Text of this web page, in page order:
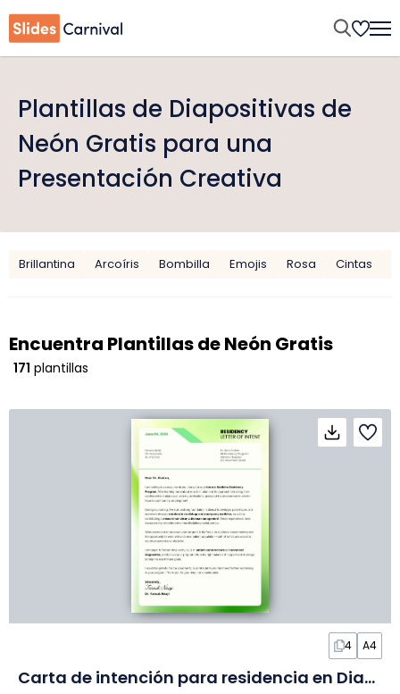
Plantillas de Diapositivas de
Neón Gratis para una
Presentación Creativa
Brillantina Arcoíris Bombilla Emojis Rosa Cintas
Encuentra Plantillas de Neón Gratis
171 plantillas
4 A4
Carta de intención para residencia en Diapositivas